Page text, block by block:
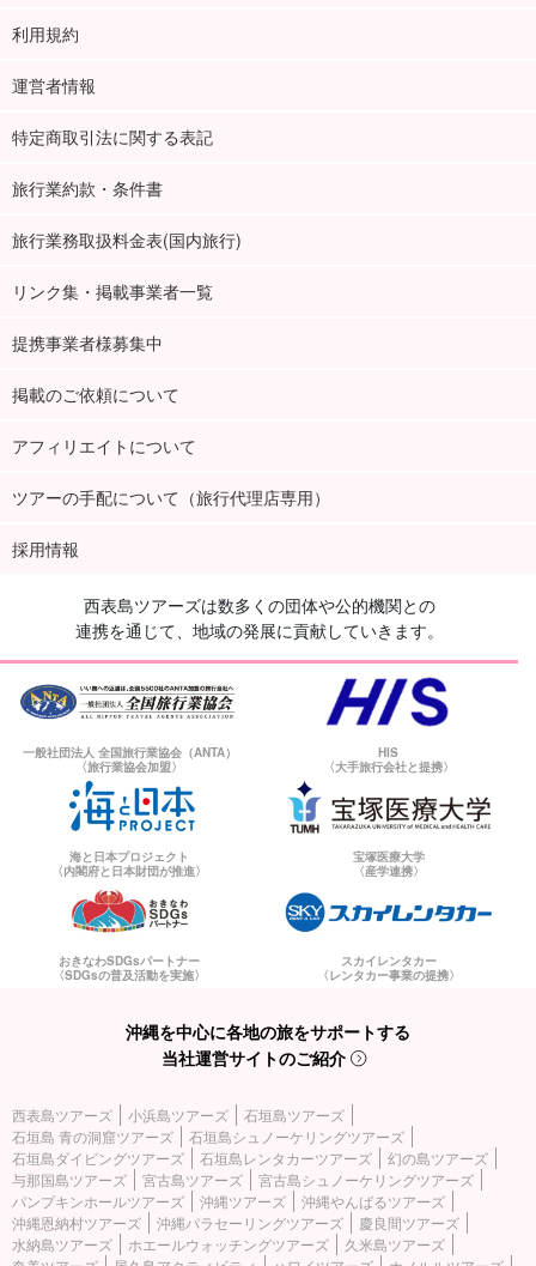
利用規約
運営者情報
特定商取引法に関する表記
旅行業約款・条件書
旅行業務取扱料金表(国内旅行)
リンク集・掲載事業者一覧
提携事業者様募集中
掲載のご依頼について
アフィリエイトについて
ツアーの手配について（旅行代理店専用）
採用情報
西表島ツアーズは数多くの団体や公的機関との
連携を通じて、地域の発展に貢献していきます。
一般社団法人 全国旅行業協会（ANTA）
〈旅行業協会加盟〉
HIS
〈大手旅行会社と提携〉
海と日本プロジェクト
〈内閣府と日本財団が推進〉
宝塚医療大学
〈産学連携〉
おきなわSDGsパートナー
〈SDGsの普及活動を実施〉
スカイレンタカー
〈レンタカー事業の提携〉
沖縄を中心に各地の旅をサポートする
当社運営サイトのご紹介
西表島ツアーズ 小浜島ツアーズ
石垣島ツアーズ
石垣島 青の洞窟ツアーズ
石垣島シュノーケリングツアーズ
石垣島ダイビングツアーズ
石垣島レンタカーツアーズ
幻の島ツアーズ
与那国島ツアーズ
宮古島ツアーズ
宮古島シュノーケリングツアーズ
パンプキンホールツアーズ
沖縄ツアーズ
沖縄やんばるツアーズ
沖縄恩納村ツアーズ
沖縄パラセーリングツアーズ
慶良間ツアーズ
水納島ツアーズ
ホエールウォッチングツアーズ
久米島ツアーズ